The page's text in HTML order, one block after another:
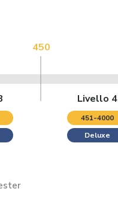
450
Livello 4
451-4000
Deluxe